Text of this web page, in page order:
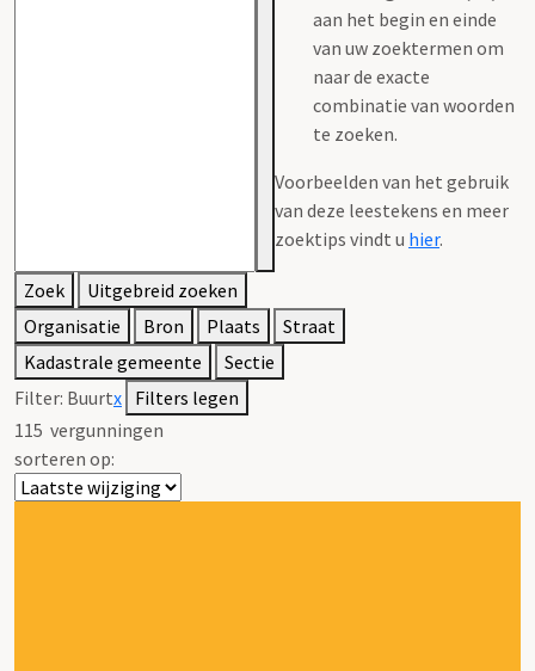
aan het begin en einde
van uw zoektermen om
naar de exacte
combinatie van woorden
te zoeken.
Voorbeelden van het gebruik
van deze leestekens en meer
zoektips vindt u hier.
Zoek
Uitgebreid zoeken
Organisatie
Bron Plaats
Straat
Kadastrale gemeente
Sectie
Filter: Buurtx Filters legen
115 vergunningen
sorteren op: